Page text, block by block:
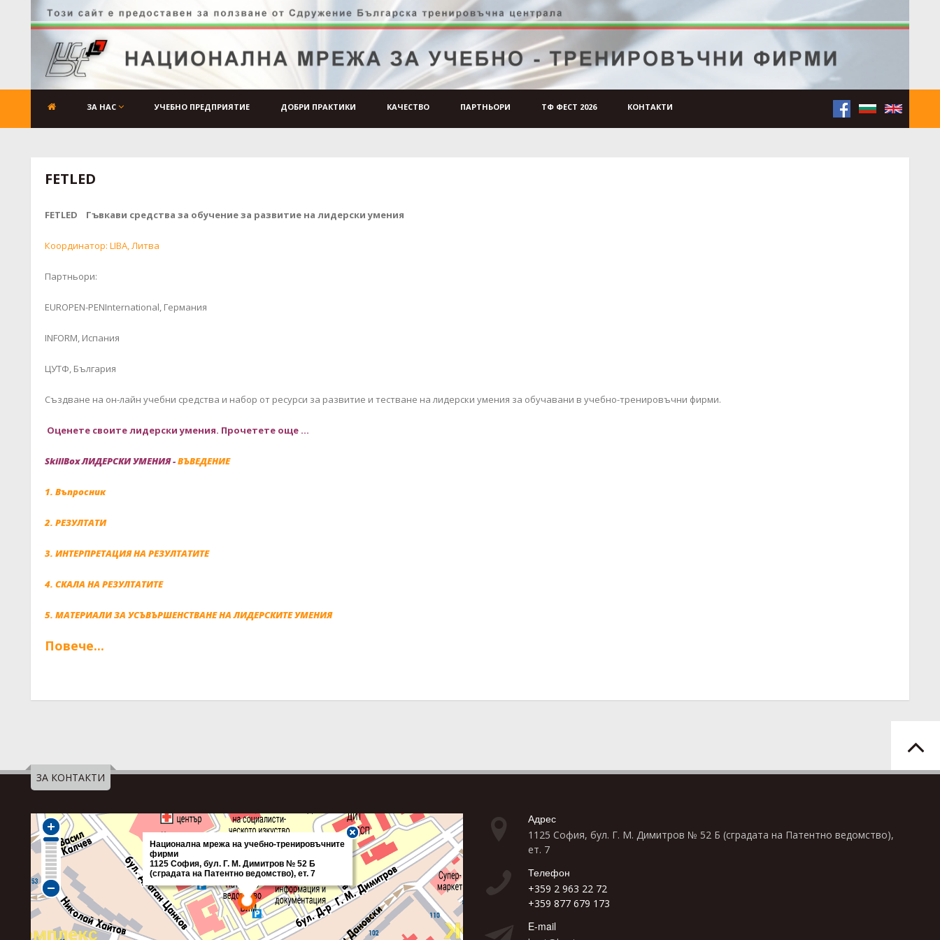
ЗА НАС УЧЕБНО ПРЕДПРИЯТИЕ ДОБРИ ПРАКТИКИ КАЧЕСТВО ПАРТНЬОРИ ТФ ФЕСТ 2026 КОНТАКТИ
FETLED
FETLED Гъвкави средства за обучение за развитие на лидерски умения
Координатор: LIBA, Литва
Партньори:
EUROPEN-PENInternational, Германия
INFORM, Испания
ЦУТФ, България
Създване на он-лайн учебни средства и набор от ресурси за развитие и тестване на лидерски умения за обучавани в учебно-тренировъчни фирми.
Оценете своите лидерски умения. Прочетете още ...
SkillBox ЛИДЕРСКИ УМЕНИЯ -ВЪВЕДЕНИЕ
1. Въпросник
2. РЕЗУЛТАТИ
3. ИНТЕРПРЕТАЦИЯ НА РЕЗУЛТАТИТЕ
4. СКАЛА НА РЕЗУЛТАТИТЕ
5. МАТЕРИАЛИ ЗА УСЪВЪРШЕНСТВАНЕ НА ЛИДЕРСКИТЕ УМЕНИЯ
Повече...
ЗА КОНТАКТИ
Адрес
1125 София, бул. Г. М. Димитров № 52 Б (сградата на Патентно ведомство),
ет. 7
Телефон
+359 2 963 22 72
+359 877 679 173
E-mail